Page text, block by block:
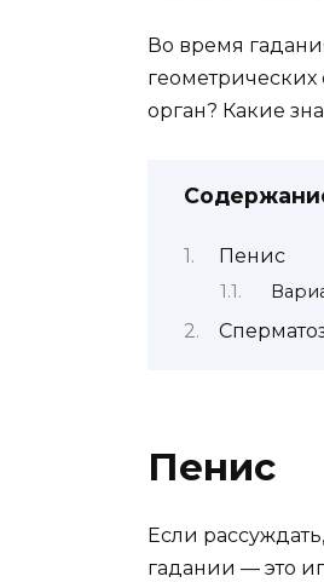
Во время
орган? Какие
Пенис
Пенис
Если
гадании — это